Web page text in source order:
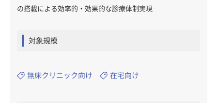
の搭載による効率的・効果的な診療体制実現
対象規模
無床クリニック向け 在宅向け